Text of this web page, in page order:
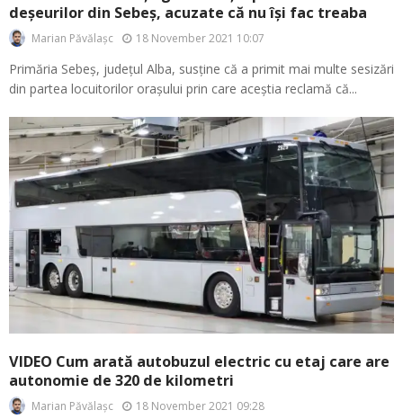
deșeurilor din Sebeș, acuzate că nu își fac treaba
Marian Păvălașc 18 November 2021 10:07
Primăria Sebeș, județul Alba, susține că a primit mai multe sesizări
din partea locuitorilor orașului prin care aceștia reclamă că...
VIDEO Cum arată autobuzul electric cu etaj care are
autonomie de 320 de kilometri
Marian Păvălașc 18 November 2021 09:28